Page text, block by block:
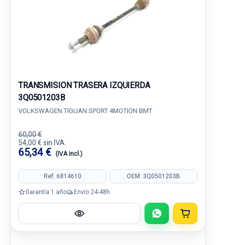
TRANSMISION TRASERA IZQUIERDA
3Q0501203B
VOLKSWAGEN TIGUAN SPORT 4MOTION BMT
60,00 €
54,00 € sin IVA.
65,34 € (IVA incl.)
Ref: 6814610 OEM: 3Q0501203B
Garantía 1 año Envío 24-48h